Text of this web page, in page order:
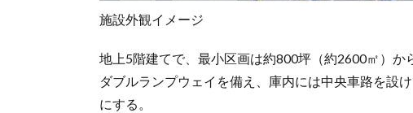
施設外観イメージ
地上5階建てで、最小区画は約800坪（約2600㎡）
ダブルランプウェイを備え、庫内には中央車路を設
にする。